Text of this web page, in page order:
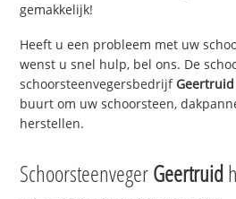
gemakkelijk!
Heeft u een probleem met uw
wenst u snel hulp, bel ons. De
schoorsteenvegersbedrijf Geertruid
buurt om uw schoorsteen,
herstellen.
SchoorsteenvegerGeertruid